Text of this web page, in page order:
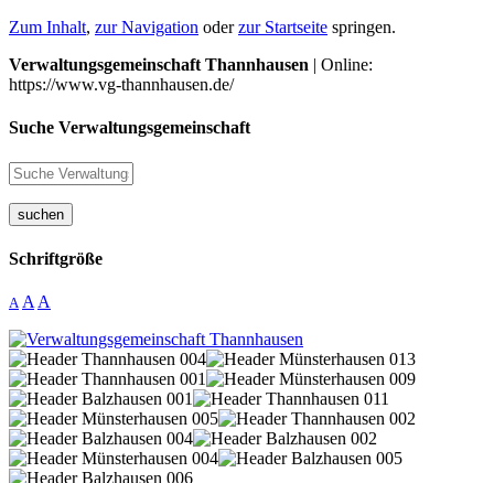
Zum Inhalt, zur Navigation oderzur Startseite springen.
Verwaltungsgemeinschaft Thannhausen | Online:
https://www.vg-thannhausen.de/
Suche Verwaltungsgemeinschaft
suchen
Schriftgröße
A A A